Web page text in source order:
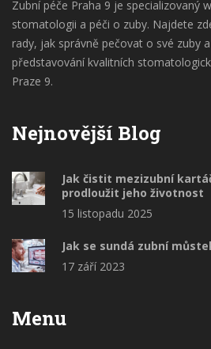
Zubní péče Praha 9 je specializovaný
stomatologii a péči o zuby. Najdete
rady, jak správně pečovat o své zuby
představování kvalitních
Praze 9.
Nejnovější Blog
Jak čistit mezizubní
prodloužit jeho životnost
15 listopadu 2025
Jak se sundá zubní
17 září 2023
Menu